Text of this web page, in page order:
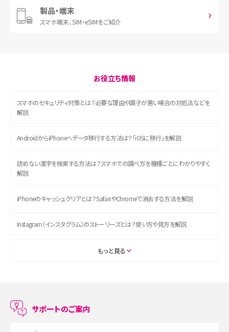
製品・端末
スマホ端末、SIM・eSIMをご紹介
お役立ち情報
スマホのセキュリティ対策とは？必要な理由や調子が悪い場合の対処法などを
解説
AndroidからiPhoneへデータ移行する方法は？「iOSに移行」を解説
読めない漢字を検索する方法は？スマホでの調べ方を機種ごとにわかりやすく
解説
iPhoneのキャッシュクリアとは？SafariやChromeで消去する方法を解説
Instagram（インスタグラム）のストーリーズとは？使い方や見方を解説
ASMRとは？初心者向けの代表ジャンルや楽しみ方を解説
LINEで友だちを削除する方法は？方法ごとの影響や復活・復元する方法も解説
もっと見る
サポートのご案内